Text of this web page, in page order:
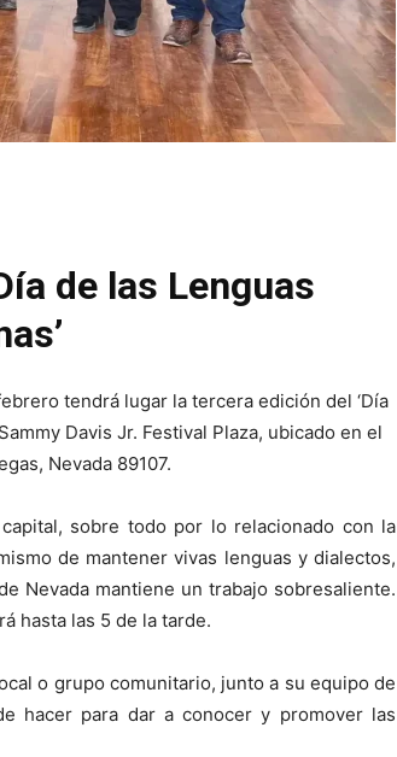
de las Lenguas
tendrá lugar la tercera edición del ‘Día
Davis Jr. Festival Plaza, ubicado en el
Nevada 89107.
sobre todo por lo relacionado con la
de mantener vivas lenguas y dialectos,
Nevada mantiene un trabajo sobresaliente.
hasta las 5 de la tarde.
o grupo comunitario, junto a su equipo de
hacer para dar a conocer y promover las